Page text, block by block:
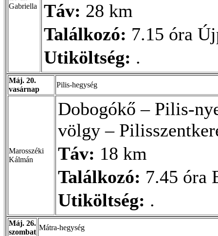
Gabriella
Táv: 28 km
Találkozó: 7.15 óra
Utiköltség: .
Máj. 20.
vasárnap
Pilis-hegység
Marosszéki
Kálmán
Dobogókő – Pilis-
völgy –
Táv: 18 km
Találkozó: 7.45 óra
Utiköltség: .
Máj. 26.
szombat
Mátra-hegység